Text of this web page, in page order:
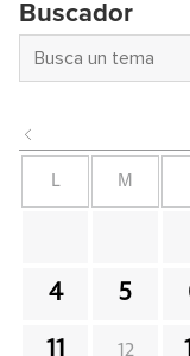
Buscador
L M
4 5
11 12